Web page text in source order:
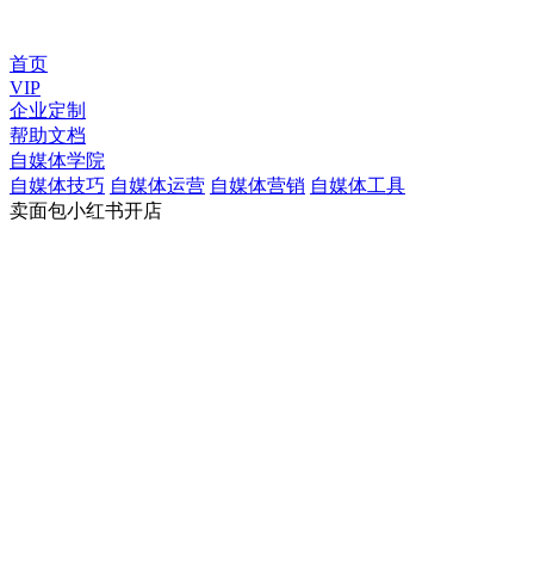
首页
VIP
企业定制
帮助文档
自媒体学院
自媒体技巧 自媒体运营 自媒体营销 自媒体工具
卖面包小红书开店